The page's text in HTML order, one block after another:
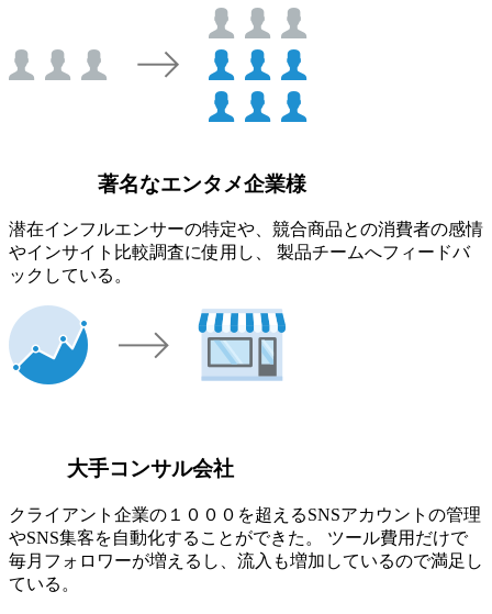
著名なエンタメ企業様
潜在インフルエンサーの特定や、競合商品との消費者の感情
やインサイト比較調査に使用し、 製品チームへフィードバ
ックしている。
大手コンサル会社
クライアント企業の１０００を超えるSNSアカウントの管理
やSNS集客を自動化することができた。 ツール費用だけで
毎月フォロワーが増えるし、流入も増加しているので満足し
ている。